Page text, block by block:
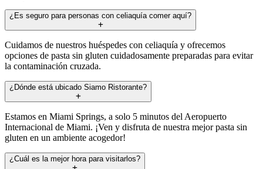
¿Es seguro para personas con celiaquía comer aquí?
Cuidamos de nuestros huéspedes con celiaquía y ofrecemos
opciones de pasta sin gluten cuidadosamente preparadas para evitar
la contaminación cruzada.
¿Dónde está ubicado Siamo Ristorante?
Estamos en Miami Springs, a solo 5 minutos del Aeropuerto
Internacional de Miami. ¡Ven y disfruta de nuestra mejor pasta sin
gluten en un ambiente acogedor!
¿Cuál es la mejor hora para visitarlos?